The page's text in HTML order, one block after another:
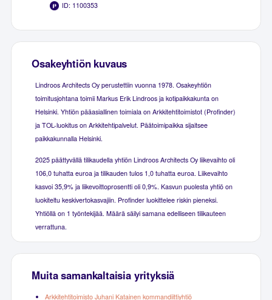
ID: 1100353
Osakeyhtiön kuvaus
Lindroos Architects Oy perustettiin vuonna 1978. Osakeyhtiön
toimitusjohtana toimii Markus Erik Lindroos ja kotipaikkakunta on
Helsinki. Yhtiön pääasiallinen toimiala on Arkkitehtitoimistot (Profinder)
ja TOL-luokitus on Arkkitehtipalvelut. Päätoimipaikka sijaitsee
paikkakunnalla Helsinki.
2025 päättyvällä tilikaudella yhtiön Lindroos Architects Oy liikevaihto oli
106,0 tuhatta euroa ja tilikauden tulos 1,0 tuhatta euroa. Liikevaihto
kasvoi 35,9% ja liikevoittoprosentti oli 0,9%. Kasvun puolesta yhtiö on
luokiteltu keskivertokasvajiin. Profinder luokittelee riskin pieneksi.
Yhtiöllä on 1 työntekijää. Määrä säilyi samana edelliseen tilikauteen
verrattuna.
Muita samankaltaisia yrityksiä
Arkkitehtitoimisto Juhani Katainen kommandiittiyhtiö